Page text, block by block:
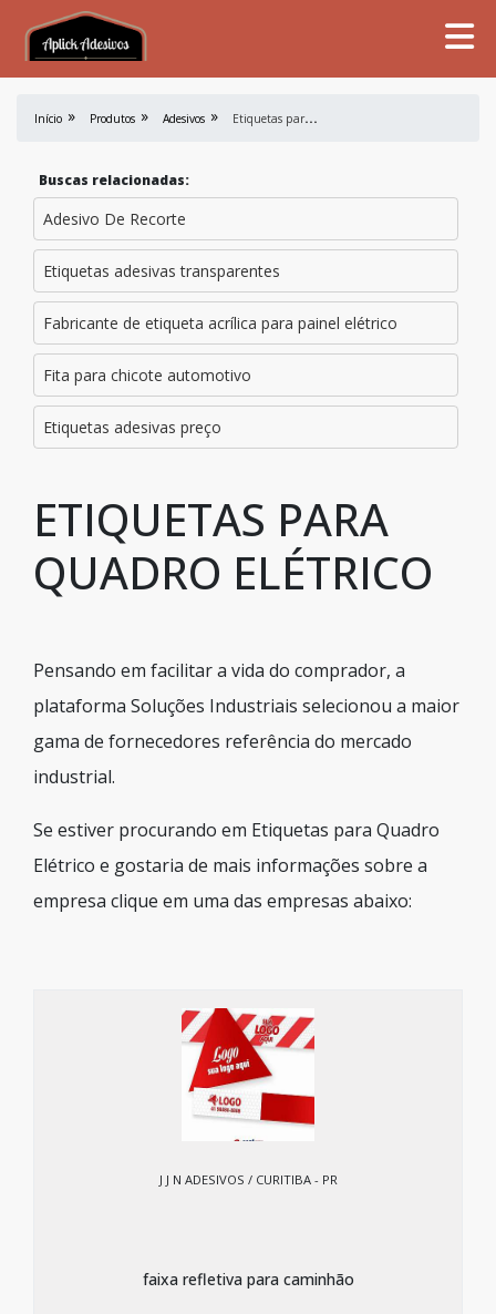
Início Produtos Adesivos E
tiquetas para Quadro Elétrico
Buscas relacionadas:
Adesivo De Recorte
Etiquetas adesivas transparentes
Fabricante de etiqueta acrílica para painel elétrico
Fita para chicote automotivo
Etiquetas adesivas preço
ETIQUETAS PARA
QUADRO ELÉTRICO
Pensando em facilitar a vida do comprador, a
plataforma Soluções Industriais selecionou a maior
gama de fornecedores referência do mercado
industrial.
Se estiver procurando em Etiquetas para Quadro
Elétrico e gostaria de mais informações sobre a
empresa clique em uma das empresas abaixo:
J J N ADESIVOS / CURITIBA - PR
faixa refletiva para caminhão